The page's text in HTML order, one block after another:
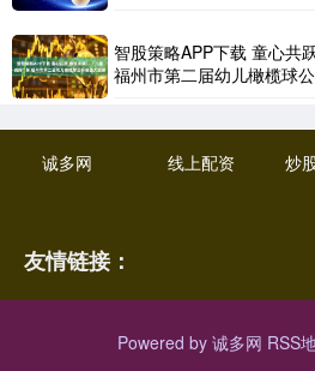
智股策略APP下载 童心共
福州市第二届幼儿橄榄球
诚多网 线上配资 炒
友情链接：
Powered by 诚多网 RSS